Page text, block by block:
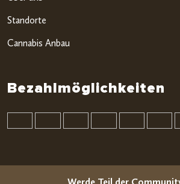
Standorte
Cannabis Anbau
Bezahlmöglichkeiten
Werde Teil der